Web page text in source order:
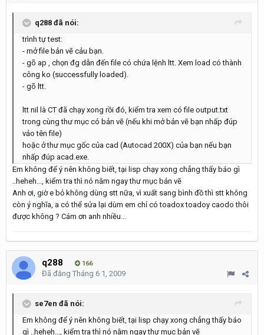
q288 đã nói:
trình tự test:
- mở file bản vẽ cảu bạn.
- gõ ap , chọn đg dẫn đến file có chứa lệnh ltt. Xem load có thành
công ko (successfully loaded).
- gõ ltt.
ltt nil là CT đã chạy xong rồi đó, kiểm tra xem có file output.txt
trong cùng thư mục có bản vẽ (nếu khi mở bản vẽ bạn nhấp đúp
vảo tên file)
hoặc ở thư mục gốc của cad (Autocad 200X) của bạn nếu bạn
nhấp đúp acad.exe.
Em không để ý nên không biết, tại lisp chạy xong chẳng thấy báo gì
..heheh..., kiểm tra thì nó nằm ngay thư mục bản vẽ
Anh ơi, giờ e bỏ không dùng stt nữa, vì xuất sang bình đồ thì stt không
còn ý nghĩa, a có thể sửa lại dùm em chỉ có toadox toadoy caodo thôi
được không ? Cám ơn anh nhiều...
q288 166
Đã đăng Tháng 6 1, 2009
se7en đã nói:
Em không để ý nên không biết, tại lisp chạy xong chẳng thấy báo
gì ..heheh..., kiểm tra thì nó nằm ngay thư mục bản vẽ